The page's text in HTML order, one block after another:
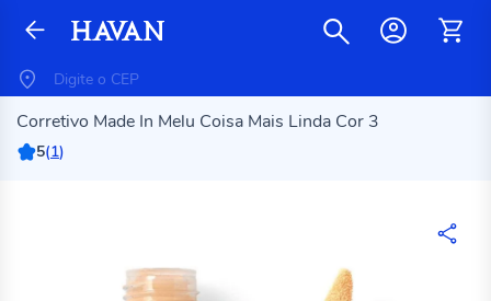
Corretivo Made In Melu Coisa Mais Linda Cor 3
5(1)